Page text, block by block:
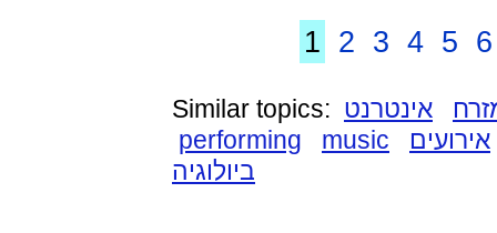
1 2 3 4 5 6
Similar topics: אינטרנט
performing
music
אירועים
ביולוגיה